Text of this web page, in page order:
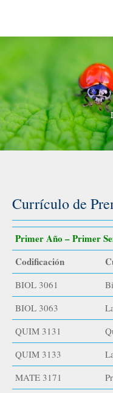
Currículo de
Primer Año – Primer
Codificación
BIOL 3061
BIOL 3063
QUIM 3131
QUIM 3133
MATE 3171